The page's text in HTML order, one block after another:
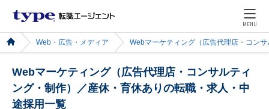
MENU
Web・広告・メディア Webマーケティング（広告代理店・コン
Webマーケティング（広告代理店・コンサルティ
ング・制作）／産休・育休ありの転職・求人・中
途採用一覧